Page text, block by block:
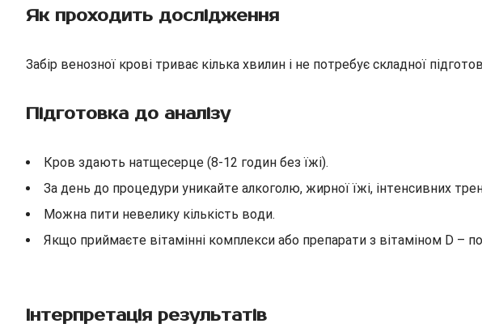
Як проходить дослідження
Забір венозної крові триває кілька хвилин і не потребує складної
Підготовка до аналізу
Кров здають натщесерце (8-12 годин без їжі).
За день до процедури уникайте алкоголю, жирної їжі, інтенсивних
Можна пити невелику кількість води.
Якщо приймаєте вітамінні комплекси або препарати з вітаміном D –
Інтерпретація результатів